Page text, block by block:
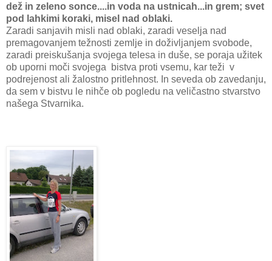
dež in zeleno sonce....in voda na ustnicah...in grem; svet
pod lahkimi koraki, misel nad oblaki.
Zaradi sanjavih misli nad oblaki, zaradi veselja nad
premagovanjem težnosti zemlje in doživljanjem svobode,
zaradi preiskušanja svojega telesa in duše, se poraja užitek
ob uporni moči svojega bistva proti vsemu, kar teži v
podrejenost ali žalostno pritlehnost. In seveda ob zavedanju,
da sem v bistvu le nihče ob pogledu na veličastno stvarstvo
našega Stvarnika.